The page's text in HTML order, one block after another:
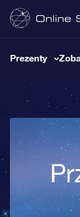
Prezenty